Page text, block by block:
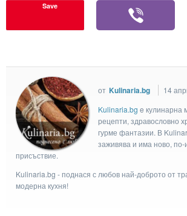
Save
от Kulinaria.bg
14
Kulinaria.bg e кулинарна
рецепти, здравословно
гурме фантазии. В
заживява и има ново, по-
присъствие.
Kulinaria.bg - поднася с любов най-доброто от
модерна кухня!